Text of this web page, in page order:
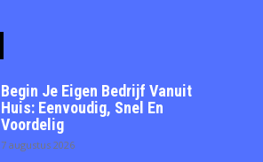
Begin Je Eigen Bedrijf Vanuit
Huis: Eenvoudig, Snel En
Voordelig
7 augustus 2026